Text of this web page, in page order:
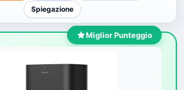
Spiegazione
Miglior Punteggio